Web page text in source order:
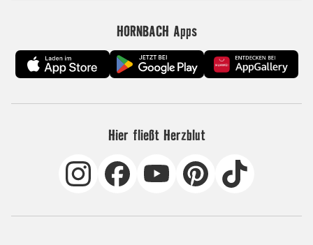
HORNBACH Apps
Hier fließt Herzblut